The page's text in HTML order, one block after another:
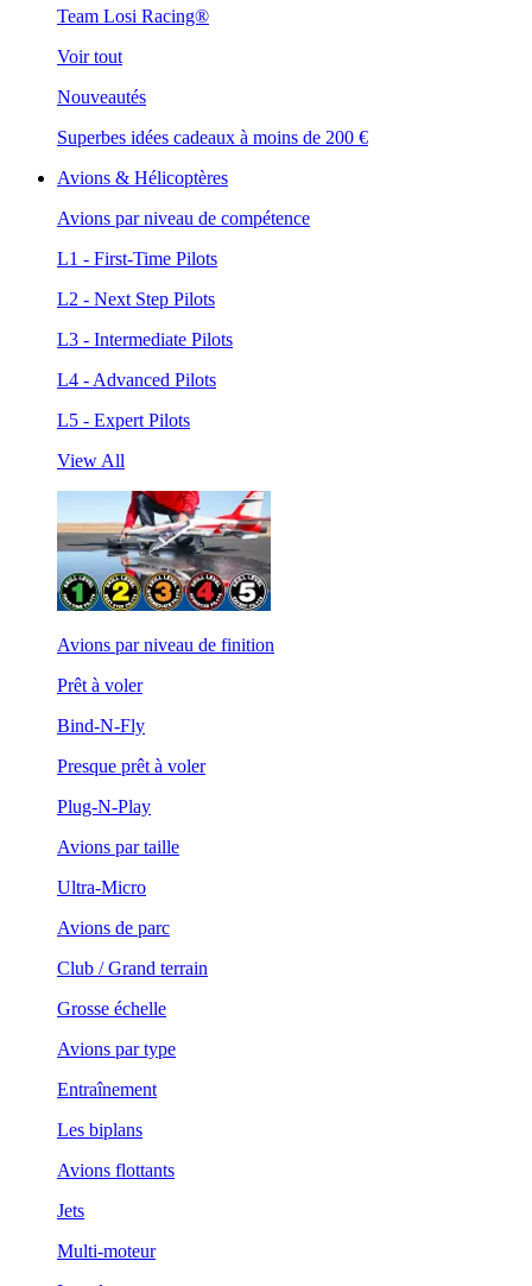
Team Losi Racing®
Voir tout
Nouveautés
Superbes idées cadeaux à moins de 200 €
Avions & Hélicoptères
Avions par niveau de compétence
L1 - First-Time Pilots
L2 - Next Step Pilots
L3 - Intermediate Pilots
L4 - Advanced Pilots
L5 - Expert Pilots
View All
Avions par niveau de finition
Prêt à voler
Bind-N-Fly
Presque prêt à voler
Plug-N-Play
Avions par taille
Ultra-Micro
Avions de parc
Club / Grand terrain
Grosse échelle
Avions par type
Entraînement
Les biplans
Avions flottants
Jets
Multi-moteur